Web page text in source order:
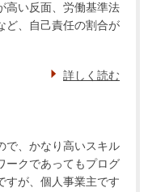
高い反面、労働基準法
ど、自己責任の割合が
詳しく読む
で、かなり高いスキル
ークであってもプログ
すが、個人事業主です